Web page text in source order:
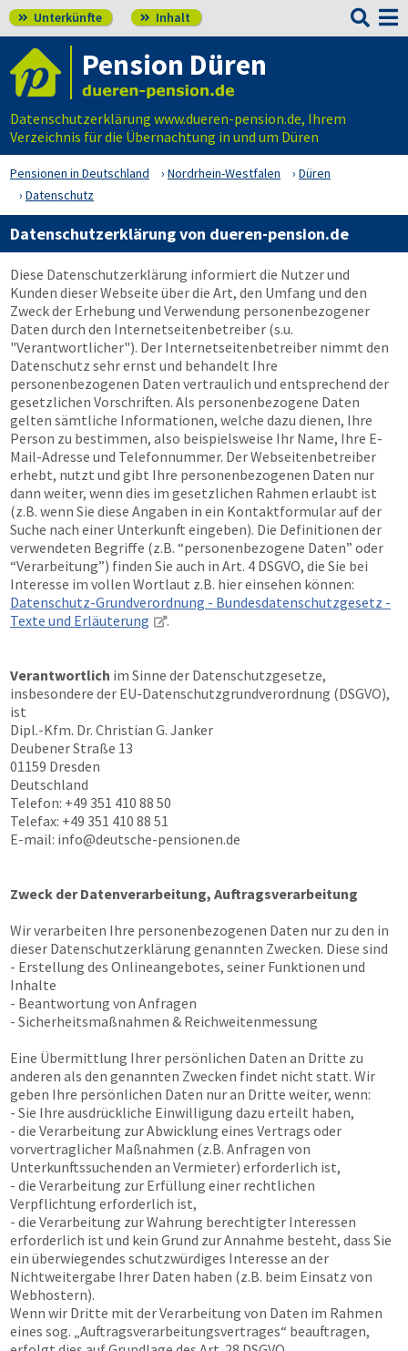
 Unterkünfte  Inhalt 
Pension Düren
Datenschutzerklärung www.dueren-pension.de, Ihrem
Verzeichnis für die Übernachtung in und um Düren
Pensionen in Deutschland Nordrhein-Westfalen
Düren
Datenschutz
Datenschutzerklärung von dueren-pension.de
Diese Datenschutzerklärung informiert die Nutzer und
Kunden dieser Webseite über die Art, den Umfang und den
Zweck der Erhebung und Verwendung personenbezogener
Daten durch den Internetseitenbetreiber (s.u.
"Verantwortlicher"). Der Internetseitenbetreiber nimmt den
Datenschutz sehr ernst und behandelt Ihre
personenbezogenen Daten vertraulich und entsprechend der
gesetzlichen Vorschriften. Als personenbezogene Daten
gelten sämtliche Informationen, welche dazu dienen, Ihre
Person zu bestimmen, also beispielsweise Ihr Name, Ihre E-
Mail-Adresse und Telefonnummer. Der Webseitenbetreiber
erhebt, nutzt und gibt Ihre personenbezogenen Daten nur
dann weiter, wenn dies im gesetzlichen Rahmen erlaubt ist
(z.B. wenn Sie diese Angaben in ein Kontaktformular auf der
Suche nach einer Unterkunft eingeben). Die Definitionen der
verwendeten Begriffe (z.B. “personenbezogene Daten” oder
“Verarbeitung”) finden Sie auch in Art. 4 DSGVO, die Sie bei
Interesse im vollen Wortlaut z.B. hier einsehen können:
Datenschutz-Grundverordnung - Bundesdatenschutzgesetz -
Texte und Erläuterung
.
Verantwortlich im Sinne der Datenschutzgesetze,
insbesondere der EU-Datenschutzgrundverordnung (DSGVO),
ist
Dipl.-Kfm. Dr. Christian G. Janker
Deubener Straße 13
01159 Dresden
Deutschland
Telefon: +49 351 410 88 50
Telefax: +49 351 410 88 51
E-mail: info@deutsche-pensionen.de
Zweck der Datenverarbeitung, Auftragsverarbeitung
Wir verarbeiten Ihre personenbezogenen Daten nur zu den in
dieser Datenschutzerklärung genannten Zwecken. Diese sind
- Erstellung des Onlineangebotes, seiner Funktionen und
Inhalte
- Beantwortung von Anfragen
- Sicherheitsmaßnahmen & Reichweitenmessung
Eine Übermittlung Ihrer persönlichen Daten an Dritte zu
anderen als den genannten Zwecken findet nicht statt. Wir
geben Ihre persönlichen Daten nur an Dritte weiter, wenn:
- Sie Ihre ausdrückliche Einwilligung dazu erteilt haben,
- die Verarbeitung zur Abwicklung eines Vertrags oder
vorvertraglicher Maßnahmen (z.B. Anfragen von
Unterkunftssuchenden an Vermieter) erforderlich ist,
- die Verarbeitung zur Erfüllung einer rechtlichen
Verpflichtung erforderlich ist,
- die Verarbeitung zur Wahrung berechtigter Interessen
erforderlich ist und kein Grund zur Annahme besteht, dass Sie
ein überwiegendes schutzwürdiges Interesse an der
Nichtweitergabe Ihrer Daten haben (z.B. beim Einsatz von
Webhostern).
Wenn wir Dritte mit der Verarbeitung von Daten im Rahmen
eines sog. „Auftragsverarbeitungsvertrages“ beauftragen,